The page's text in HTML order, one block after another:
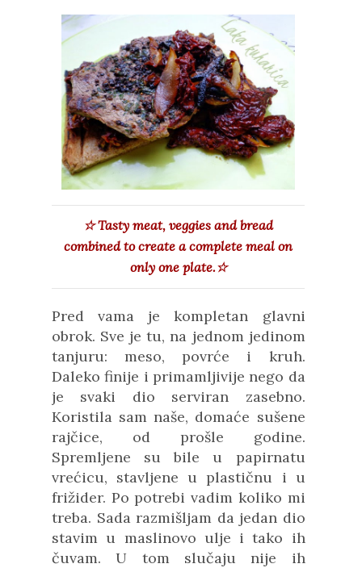
☆ Tasty meat, veggies and bread
combined to create a complete meal on
only one plate.☆
Pred vama je kompletan glavni
obrok. Sve je tu, na jednom jedinom
tanjuru: meso, povrće i kruh.
Daleko finije i primamljivije nego da
je svaki dio serviran zasebno.
Koristila sam naše, domaće sušene
rajčice, od prošle godine.
Spremljene su bile u papirnatu
vrećicu, stavljene u plastičnu i u
frižider. Po potrebi vadim koliko mi
treba. Sada razmišljam da jedan dio
stavim u maslinovo ulje i tako ih
čuvam. U tom slučaju nije ih